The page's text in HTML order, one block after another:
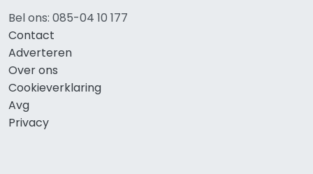
Bel ons: 085-04 10 177
Contact
Adverteren
Over ons
Cookieverklaring
Avg
Privacy